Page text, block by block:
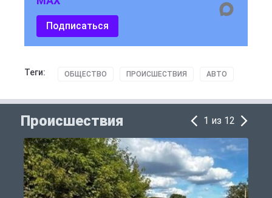
Подписаться
Теги: ОБЩЕСТВО ПРОИСШЕСТВИЯ АВТО
Происшествия 1 из 12